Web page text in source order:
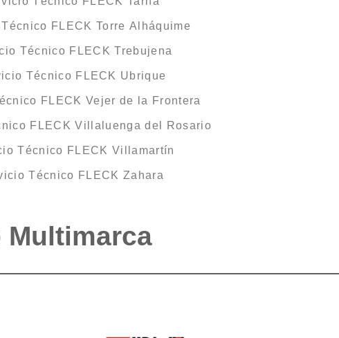
FLECK Torre Alháquime
Técnico FLECK Trebujena
Técnico FLECK Ubrique
FLECK Vejer de la Frontera
FLECK Villaluenga del Rosario
Técnico FLECK Villamartín
Técnico FLECK Zahara